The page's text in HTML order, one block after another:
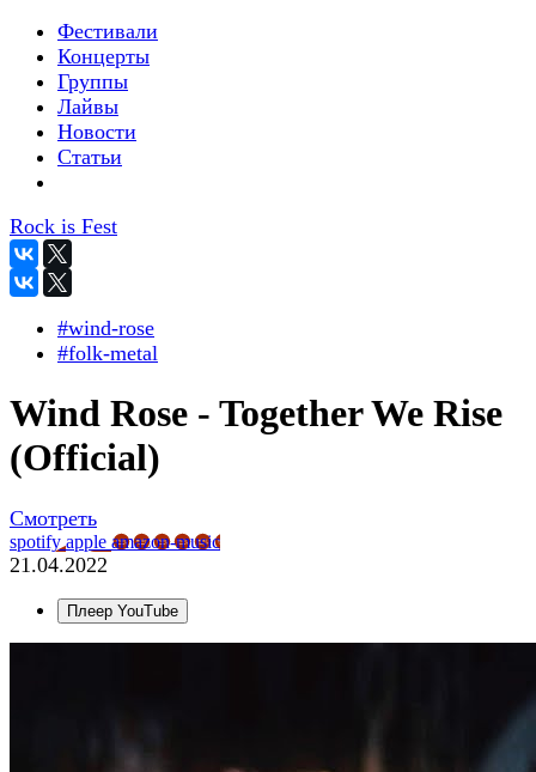
Фестивали
Концерты
Группы
Лайвы
Новости
Статьи
Rock is Fest
#wind-rose
#folk-metal
Wind Rose - Together We Rise
(Official)
Смотреть
spotifyapple amazon-music
21.04.2022
Плеер YouTube